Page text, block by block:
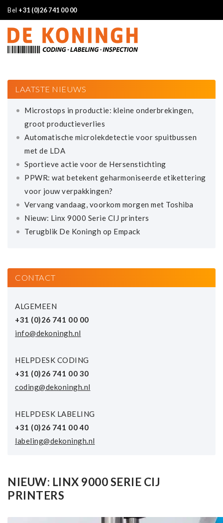
Bel +31 (0)26 741 00 00
LAATSTE NIEUWS
Microstops in productie: kleine onderbrekingen,
groot productieverlies
Automatische microlekdetectie voor spuitbussen
met de LDA
Sportieve actie voor de Hersenstichting
PPWR: wat betekent geharmoniseerde etikettering
voor jouw verpakkingen?
Vervang vandaag, voorkom morgen met Toshiba
Nieuw: Linx 9000 Serie CIJ printers
Terugblik De Koningh op Empack
CONTACT
ALGEMEEN
+31 (0)26 741 00 00
info@dekoningh.nl
HELPDESK CODING
+31 (0)26 741 00 30
coding@dekoningh.nl
HELPDESK LABELING
+31 (0)26 741 00 40
labeling@dekoningh.nl
NIEUW: LINX 9000 SERIE CIJ
PRINTERS